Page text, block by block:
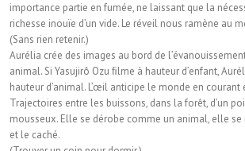
importance partie en fumée, ne laissant que la
richesse inouïe d’un vide. Le réveil nous ramène au
(Sans rien retenir.)
Aurélia crée des images au bord de
animal. Si Yasujirô Ozu ﬁlme à hauteur d’enfant,
hauteur d’animal. L’œil anticipe le monde en courant
Trajectoires entre les buissons, dans la forêt, d’un
mousseux. Elle se dérobe comme un animal, elle
et le caché.